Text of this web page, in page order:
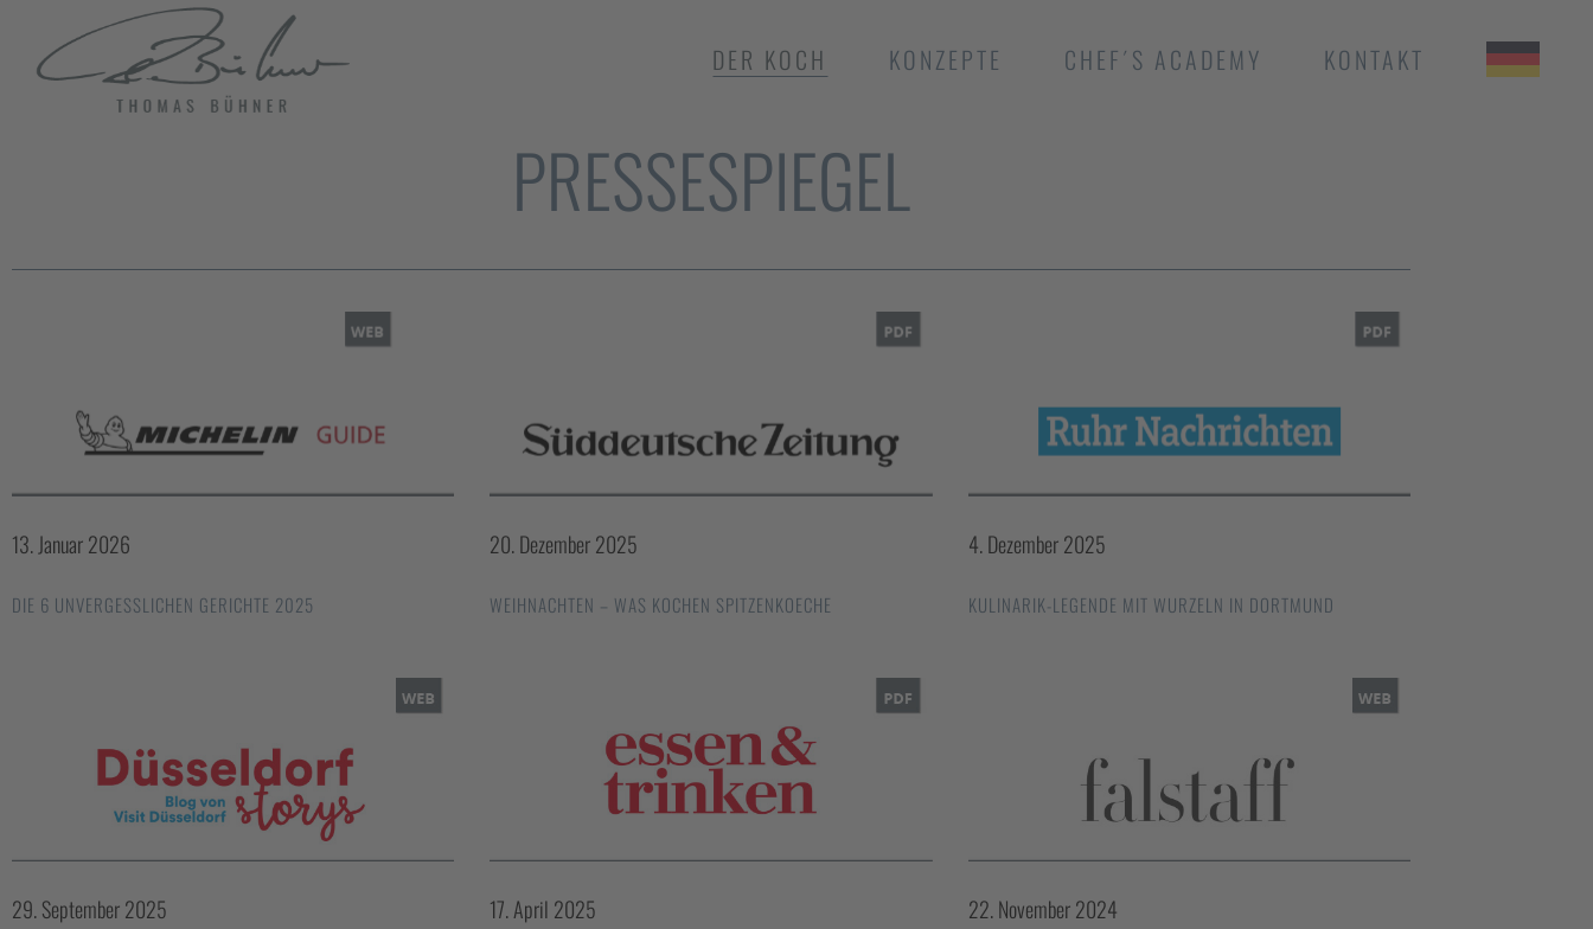
DER KOCH KONZEPTE CHEF´S ACADEMY KONTAKT
PRESSESPIEGEL
13. Januar 2026
DIE 6 UNVERGESSLICHEN GERICHTE 2025
20. Dezember 2025
WEIHNACHTEN – WAS KOCHEN SPITZENKOECHE
4. Dezember 2025
KULINARIK-LEGENDE MIT WURZELN IN DORTMUND
29. September 2025 17. April 2025 22. November 2024